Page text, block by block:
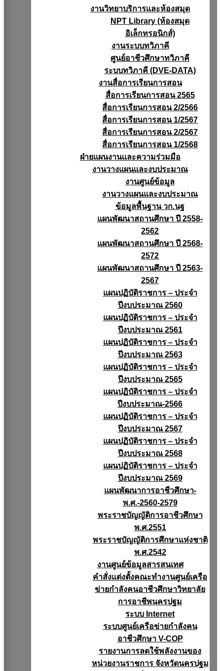
งานวิทยาบริการเเละห้องสมุด
NPT Library (ห้องสมุด
อิเล็กทรอนิกส์)
งานระบบทวิภาคี
ศูนย์อาชีวศึกษาทวิภาคี
ระบบทวิภาคี (DVE-DATA)
งานสื่อการเรียนการสอน
สื่อการเรียนการสอน 2565
สื่อการเรียนการสอน 2/2566
สื่อการเรียนการสอน 1/2567
สื่อการเรียนการสอน 2/2567
สื่อการเรียนการสอน 1/2568
ฝ่ายแผนงานเเละความร่วมมือ
งานวางแผนเเละงบประมาณ
งานศูนย์ข้อมูล
งานวางแผนและงบประมาณ
ข้อมูลพื้นฐาน วก.นฐ
แผนพัฒนาสถานศึกษา ปี 2558-
2562
แผนพัฒนาสถานศึกษา ปี 2568-
2572
แผนพัฒนาสถานศึกษา ปี 2563-
2567
แผนปฏิบัติราชการ – ประจำ
ปีงบประมาณ 2560
แผนปฏิบัติราชการ – ประจำ
ปีงบประมาณ 2561
แผนปฏิบัติราชการ – ประจำ
ปีงบประมาณ 2563
แผนปฏิบัติราชการ – ประจำ
ปีงบประมาณ 2565
แผนปฏิบัติราชการ – ประจำ
ปีงบประมาณ-2566
แผนปฏิบัติราชการ – ประจำ
ปีงบประมาณ 2567
แผนปฏิบัติราชการ – ประจำ
ปีงบประมาณ 2568
แผนปฏิบัติราชการ – ประจำ
ปีงบประมาณ 2569
แผนพัฒนาการอาชีวศึกษา-
พ.ศ.-2560-2579
พระราชบัญญัติการอาชีวศึกษา
พ.ศ.2551
พระราชบัญญัติการศึกษาแห่งชาติ
พ.ศ.2542
งานศูนย์ข้อมูลสารสนเทศ
คำสั่งแต่งตั้งคณะทำงานศูนย์เครือ
ข่ายกำลังคนอาชีวศึกษาวิทยาลัย
การอาชีพนครปฐม
ระบบ Internet
ระบบศูนย์เครือข่ายกำลังคน
อาชีวศึกษา V-COP
รายงานการลดใช้พลังงานของ
หน่วยงานราชการ จังหวัดนครปฐม